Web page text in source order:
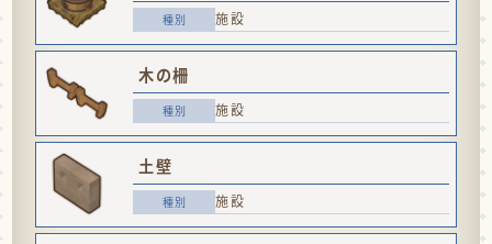
施設
木の柵
施設
土壁
施設